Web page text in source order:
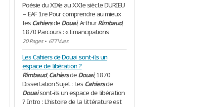
Poésie du XIXe au XXIe siècle DURIEU
– EAF 1re Pour comprendre au mieux
les Cahiersde Douai, ArthurRimbaud,
1870 Parcours : « Emancipations
20 Pages• 677 Vues
Les Cahiers de Douai sont-ils un
espace de libération ?
Rimbaud,Cahiersde Douai, 1870
Dissertation Sujet : les Cahiersde
Douaisont-ils un espace de libération
? Intro : L’histoire de la littérature est